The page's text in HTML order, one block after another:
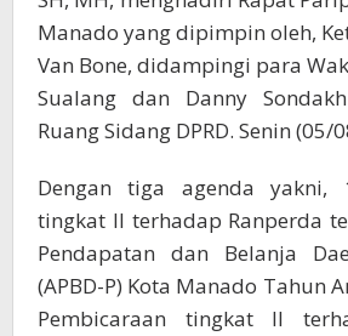
Manado yang dipimpin oleh,
Van Bone, didampingi para
Sualang dan Danny
Ruang Sidang DPRD. Senin (05/
Dengan tiga agenda yakni,
tingkat II terhadap Ranperda
Pendapatan dan Belanja
(APBD-P) Kota Manado Tahun
Pembicaraan tingkat II